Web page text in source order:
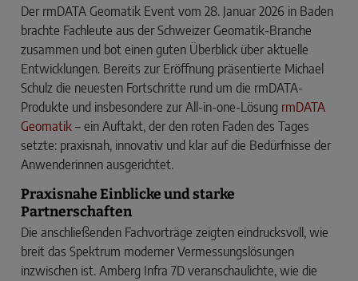
Der rmDATA Geomatik Event vom 28. Januar 2026 in Baden
brachte Fachleute aus der Schweizer Geomatik-Branche
zusammen und bot einen guten Überblick über aktuelle
Entwicklungen. Bereits zur Eröffnung präsentierte Michael
Schulz die neuesten Fortschritte rund um die rmDATA-
Produkte und insbesondere zur All-in-one-Lösung rmDATA
Geomatik – ein Auftakt, der den roten Faden des Tages
setzte: praxisnah, innovativ und klar auf die Bedürfnisse der
Anwenderinnen ausgerichtet.
Praxisnahe Einblicke und starke
Partnerschaften
Die anschließenden Fachvorträge zeigten eindrucksvoll, wie
breit das Spektrum moderner Vermessungslösungen
inzwischen ist. Amberg Infra 7D veranschaulichte, wie die